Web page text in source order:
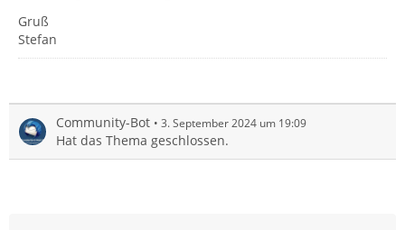
Gruß
Stefan
Community-Bot 3. September 2024 um 19:09
Hat das Thema geschlossen.